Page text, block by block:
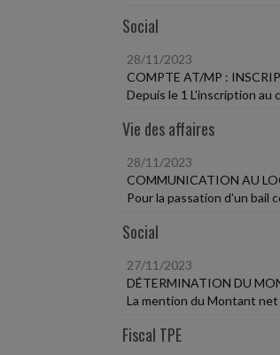
Social
28/11/2023
COMPTE AT/MP :
Depuis le 1 L'inscription au
Vie des affaires
28/11/2023
COMMUNICATION AU
Pour la passation d'un bail
Social
27/11/2023
DÉTERMINATION DU
La mention du Montant net
Fiscal TPE